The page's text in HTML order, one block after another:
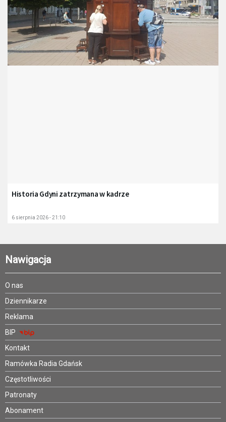
Historia Gdyni zatrzymana w kadrze
6 sierpnia 2026 - 21:10
Nawigacja
O nas
Dziennikarze
Reklama
BIP
Kontakt
Ramówka Radia Gdańsk
Częstotliwości
Patronaty
Abonament